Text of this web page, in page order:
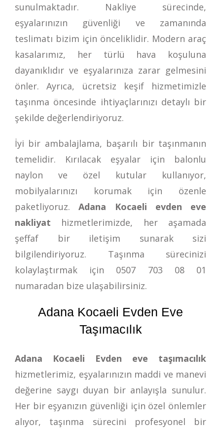
sunulmaktadır. Nakliye sürecinde,
eşyalarınızın güvenliği ve zamanında
teslimatı bizim için önceliklidir. Modern araç
kasalarımız, her türlü hava koşuluna
dayanıklıdır ve eşyalarınıza zarar gelmesini
önler. Ayrıca, ücretsiz keşif hizmetimizle
taşınma öncesinde ihtiyaçlarınızı detaylı bir
şekilde değerlendiriyoruz.
İyi bir ambalajlama, başarılı bir taşınmanın
temelidir. Kırılacak eşyalar için balonlu
naylon ve özel kutular kullanıyor,
mobilyalarınızı korumak için özenle
paketliyoruz.Adana Kocaeli evden eve
nakliyat hizmetlerimizde, her aşamada
şeffaf bir iletişim sunarak sizi
bilgilendiriyoruz. Taşınma sürecinizi
kolaylaştırmak için 0507 703 08 01
numaradan bize ulaşabilirsiniz.
Adana Kocaeli Evden Eve
Taşımacılık
Adana Kocaeli Evden eve taşımacılık
hizmetlerimiz, eşyalarınızın maddi ve manevi
değerine saygı duyan bir anlayışla sunulur.
Her bir eşyanızın güvenliği için özel önlemler
alıyor, taşınma sürecini profesyonel bir